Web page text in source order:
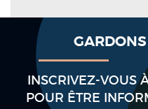
INSCRIVEZ-VOUS
POUR ÊTRE